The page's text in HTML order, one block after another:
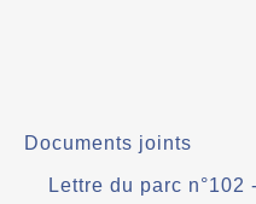
Documents joints
Lettre du parc n°102